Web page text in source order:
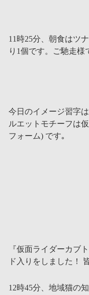
11時25分、朝食はツ
り1個です。ご馳走様
今日のイメージ習字
ルエットモチーフは
フォーム) です｡
『仮面ライダーカブ
ド入りをしました！
12時45分、地域猫の